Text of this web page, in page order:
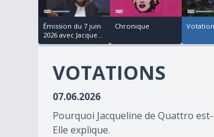
seconds
of
39
minutes,
47
Émission du 7 juin
2026 avec Jacque...
Chronique
VOTATIONS
07.06.2026
Pourquoi Jacqueline de Quattro
Elle explique.